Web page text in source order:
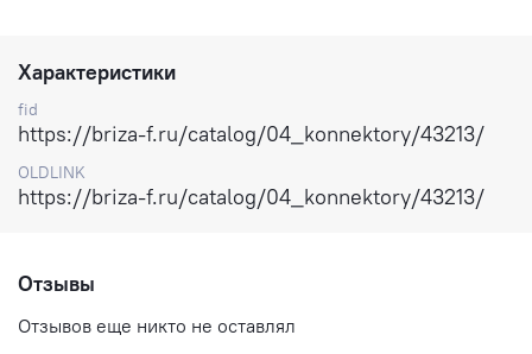
Характеристики
fid
https://briza-f.ru/catalog/04_konnektory/43213/
OLDLINK
https://briza-f.ru/catalog/04_konnektory/43213/
Отзывы
Отзывов еще никто не оставлял